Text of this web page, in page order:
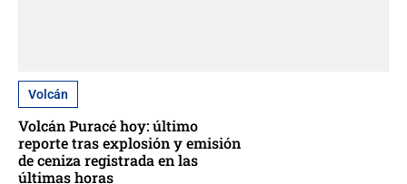
Volcán
Volcán Puracé hoy: último
reporte tras explosión y emisión
de ceniza registrada en las
últimas horas